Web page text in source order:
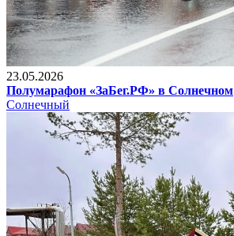
23.05.2026
Полумарафон «ЗаБег.РФ» в Солнечном
Солнечный